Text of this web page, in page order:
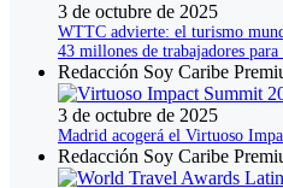
3 de octubre de 2025
WTTC advierte: el turismo
43 millones de trabajadores para
Redacción Soy Caribe
3 de octubre de 2025
Madrid acogerá el Virtuoso
Redacción Soy Caribe